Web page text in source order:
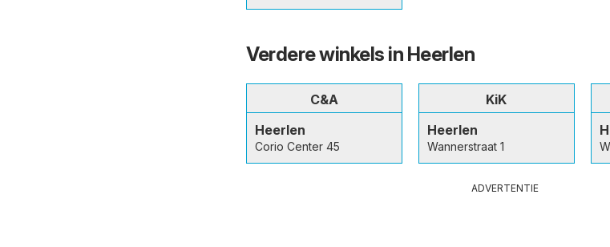
Verdere winkels in Heerlen
C&A
Heerlen
Corio Center 45
KiK
Heerlen
Wannerstraat 1
ADVERTENTIE